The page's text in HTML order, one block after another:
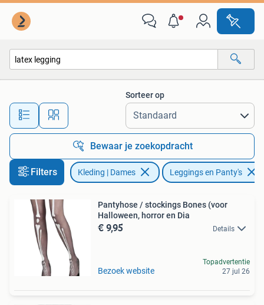
Alle afstanden…
Sorteer op
Bewaar je zoekopdracht
Filters Kleding | Dames Leggings en Panty's
Pantyhose / stockings Bones (voor
Halloween, horror en Dia
€ 9,95 Details
Bezoek website
Topadvertentie
27 jul 26